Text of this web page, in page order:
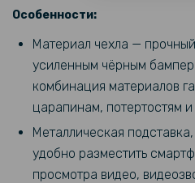
263 грн
329 грн
Чехол - накладка TPU Bamper Case
5G
367 грн
459 грн
Особенности:
Материал чехла —
усиленным чёрным
комбинация материалов
царапинам, потертостям
Металлическая
удобно разместить
просмотра видео,